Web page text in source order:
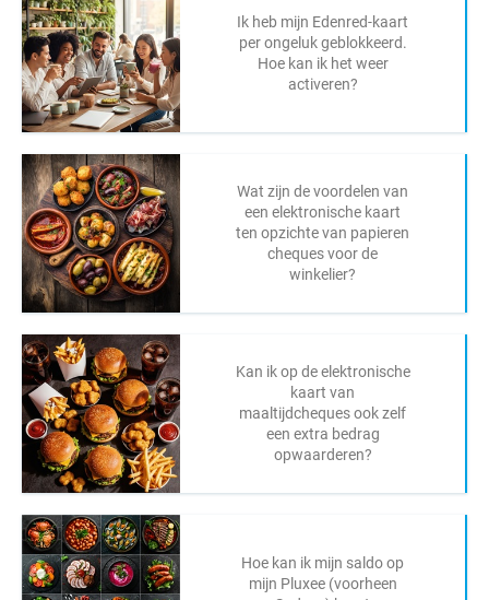
Ik heb mijn Edenred-kaart
per ongeluk geblokkeerd.
Hoe kan ik het weer
activeren?
Wat zijn de voordelen van
een elektronische kaart
ten opzichte van papieren
cheques voor de
winkelier?
Kan ik op de elektronische
kaart van
maaltijdcheques ook zelf
een extra bedrag
opwaarderen?
Hoe kan ik mijn saldo op
mijn Pluxee (voorheen